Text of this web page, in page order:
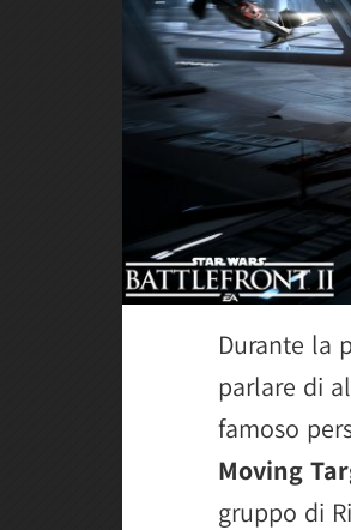
Durante la
parlare di
famoso
Moving
gruppo di